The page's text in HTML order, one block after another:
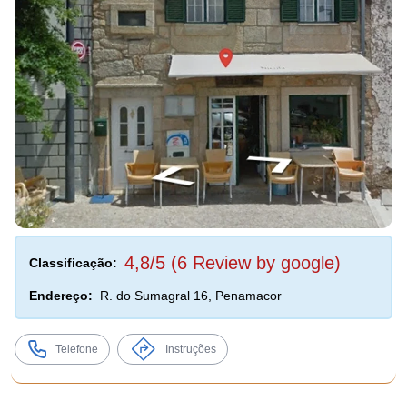
Classificação: 4,8/5 (6 Review by google)
Endereço: R. do Sumagral 16, Penamacor
Telefone Instruções